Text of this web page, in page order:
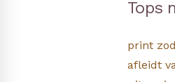
Tops
print
afleidt